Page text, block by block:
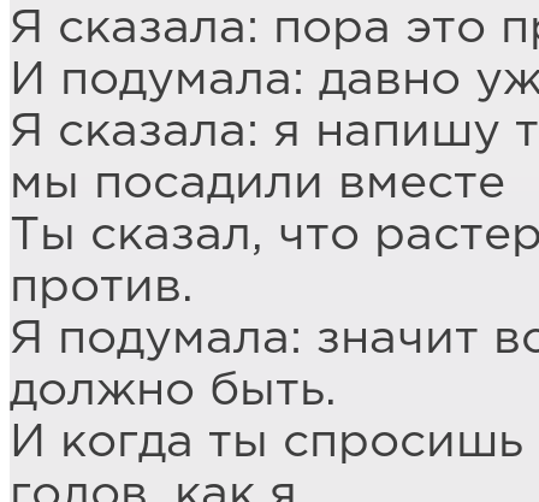
Я сказала: пора это
И подумала: давно
Я сказала: я напишу
мы посадили вместе
Ты сказал, что
против.
Я подумала: значит
должно быть.
И когда ты